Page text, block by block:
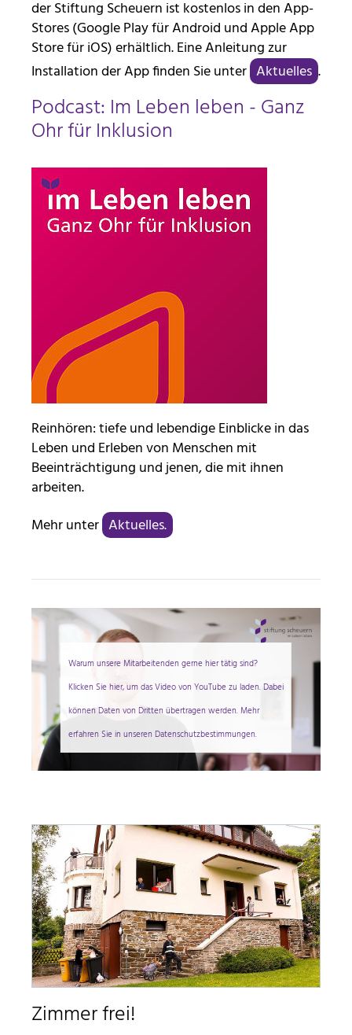
der Stiftung Scheuern ist kostenlos in den App-
Stores (Google Play für Android und Apple App
Store für iOS) erhältlich. Eine Anleitung zur
Installation der App finden Sie unter Aktuelles .
Podcast: Im Leben leben - Ganz
Ohr für Inklusion
Reinhören: tiefe und lebendige Einblicke in das
Leben und Erleben von Menschen mit
Beeinträchtigung und jenen, die mit ihnen
arbeiten.
Mehr unter Aktuelles.
Warum unsere Mitarbeitenden gerne hier tätig sind?
Klicken Sie hier, um das Video von YouTube zu laden. Dabei
können Daten von Dritten übertragen werden. Mehr
erfahren Sie in unseren Datenschutzbestimmungen.
Zimmer frei!
Anbieter:
Stiftung Scheuern
Zweck:
6 Monate
_pk_ses, _pk_cvar, _pk_hsr
Name:
_pk_ses, _pk_cvar, _pk_hsr
Seitenstatistik
Cookie Laufzeit:
30 Minuten